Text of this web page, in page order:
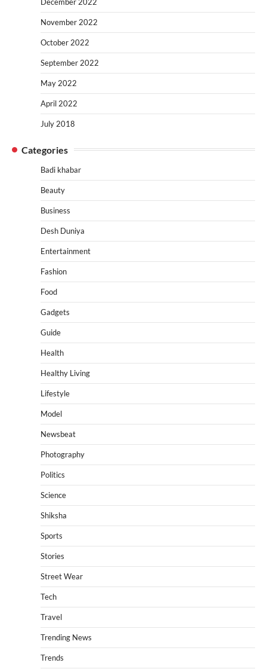
November 2022
October 2022
September 2022
May 2022
April 2022
July 2018
Categories
Badi khabar
Beauty
Business
Desh Duniya
Entertainment
Fashion
Food
Gadgets
Guide
Health
Healthy Living
Lifestyle
Model
Newsbeat
Photography
Politics
Science
Shiksha
Sports
Stories
Street Wear
Tech
Travel
Trending News
Trends